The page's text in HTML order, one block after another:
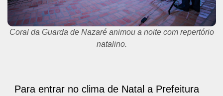
Coral da Guarda de Nazaré animou a noite com repertório
natalino.
Para entrar no clima de Natal a Prefeitura